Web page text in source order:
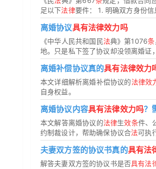
足以下法律要件： 1. 明确双方身份
离婚协议具有法律效力吗
《中华人民共和国民法典》第1076条
地。只是私下签了协议却没领离婚证
离婚补偿协议真的具有法律效力
本文详细解析离婚补偿协议的法律效
自身权益。
离婚协议内容具有法律效力吗？
本文解答离婚协议的法律生效条件、
约制裁设计，帮助确保协议合法可执
夫妻双方签的协议书真的具有法
解答夫妻双方签的协议书是否具有法